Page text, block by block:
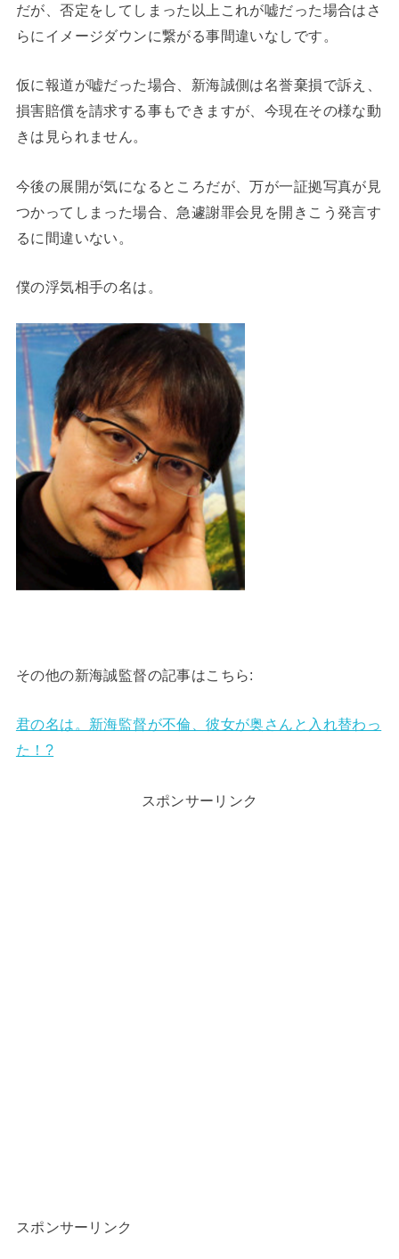
だが、否定をしてしまった以上これが嘘だった場合はさ
らにイメージダウンに繋がる事間違いなしです。
仮に報道が嘘だった場合、新海誠側は名誉棄損で訴え、
損害賠償を請求する事もできますが、今現在その様な動
きは見られません。
今後の展開が気になるところだが、万が一証拠写真が見
つかってしまった場合、急遽謝罪会見を開きこう発言す
るに間違いない。
僕の浮気相手の名は。
その他の新海誠監督の記事はこちら:
君の名は。新海監督が不倫、彼女が奥さんと入れ替わっ
た！?
スポンサーリンク
スポンサーリンク